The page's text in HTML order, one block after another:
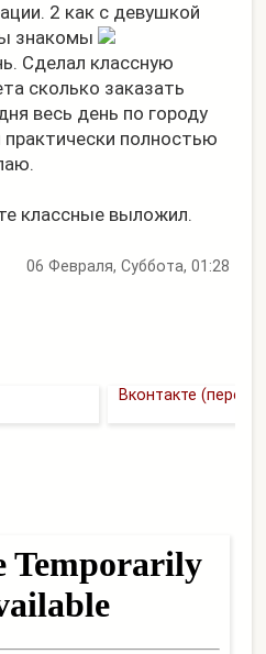
2 как с девушкой
знакомы
Сделал классную
сколько заказать
весь день по городу
полностью
классные выложил.
06 Февраля, Суббота, 01:28
Вконтакте